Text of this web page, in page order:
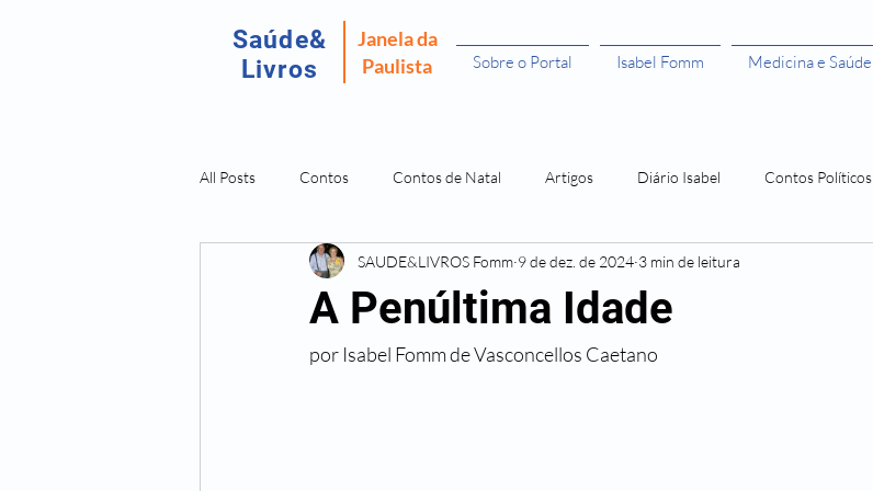
Saúde&
Livros
Janela da
Paulista
Sobre o Portal Isabel Fomm Medicina e Saúde
All Posts Contos Contos de Natal Artigos Diário Isabel Contos Políticos
Recordar É Viver Fantasma da Paulista Todas as Mulheres São Bruxas"
Amostras Livros Isabel Fomm Livros leitura grátis Histórias de Mulher
A Penúltima Idade
SAUDE&LIVROS Fomm 9 de dez. de 2024 3 min de leitura
por Isabel Fomm de Vasconcellos Caetano